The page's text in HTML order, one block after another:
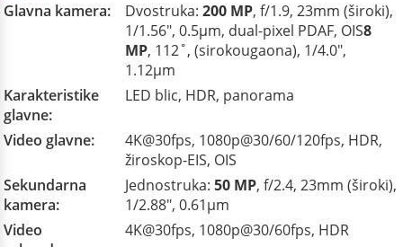
Glavna kamera:
Dvostruka: 200 MP, f/1.9, 23mm (široki),
1/1.56", 0.5µm, dual-pixel PDAF, OIS8
MP, 112˚, (sirokougaona), 1/4.0",
1.12µm
Karakteristike
glavne:
LED blic, HDR, panorama
Video glavne:
4K@30fps, 1080p@30/60/120fps, HDR,
žiroskop-EIS, OIS
Sekundarna
kamera:
Jednostruka: 50 MP, f/2.4, 23mm (široki),
1/2.88", 0.61µm
Video
4K@30fps, 1080p@30/60fps, HDR